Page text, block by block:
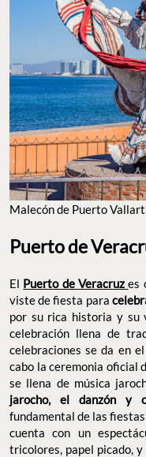
Malecón de Puerto
Puerto de
El Puerto de Veracruz es
viste de fiesta para
por su rica historia y su
celebración llena de
celebraciones se da en el
cabo la ceremonia oficial
se llena de música
jarocho, el danzón y
fundamental de las
cuenta con un
tricolores, papel picado,